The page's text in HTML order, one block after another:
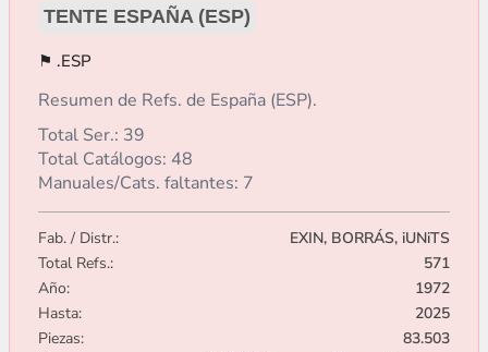
TENTE ESPAÑA (ESP)
.ESP
Resumen de Refs. de España (ESP).
Total Ser.: 39
Total Catálogos: 48
Manuales/Cats. faltantes: 7
Fab. / Distr.:
EXIN, BORRÁS, iUNiTS
Total Refs.:
571
Año:
1972
Hasta:
2025
Piezas:
83.503